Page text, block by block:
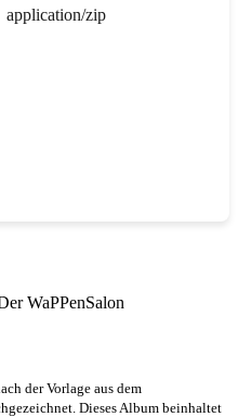
application/zip
WaPPenSalon
der Vorlage aus dem
Dieses Album beinhaltet